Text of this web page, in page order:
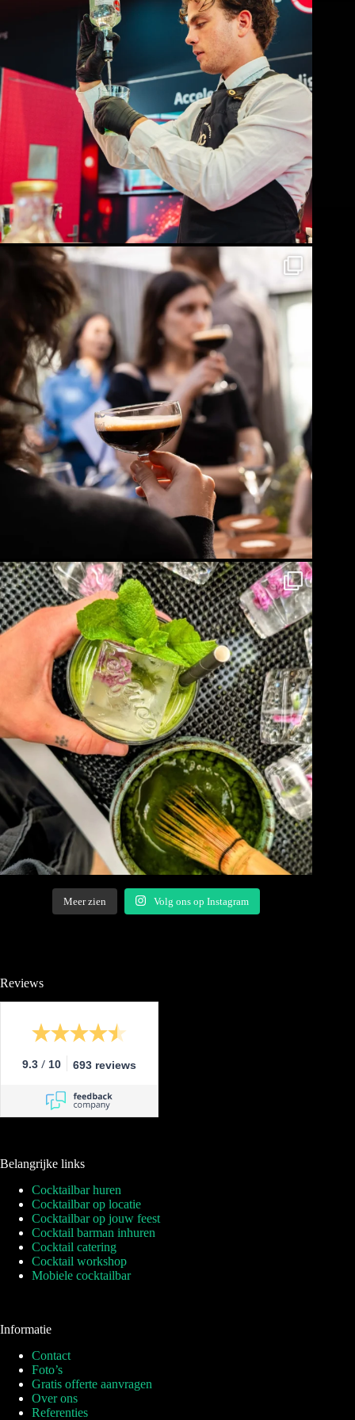
Meer zien Volg ons op Instagram
Reviews
9.3 / 10 693 reviews
Belangrijke links
Cocktailbar huren
Cocktailbar op locatie
Cocktailbar op jouw feest
Cocktail barman inhuren
Cocktail catering
Cocktail workshop
Mobiele cocktailbar
Informatie
Contact
Foto’s
Gratis offerte aanvragen
Over ons
Referenties